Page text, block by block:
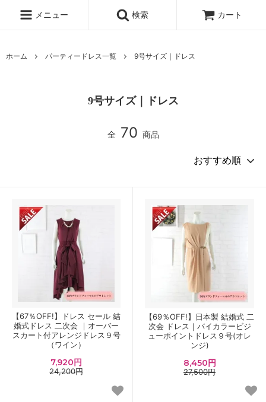
メニュー 検索 カート
ホーム パーティードレス一覧 9号サイズ｜ドレス
9号サイズ｜ドレス
全 70 商品
【67％OFF!】ドレス セール 結
婚式ドレス 二次会 ｜オーバー
スカート付アレンジドレス９号
（ワイン）
7,920円
24,200円
【69％OFF!】日本製 結婚式 二
次会 ドレス｜バイカラービジ
ューポイントドレス９号(オレ
ンジ)
8,450円
27,500円